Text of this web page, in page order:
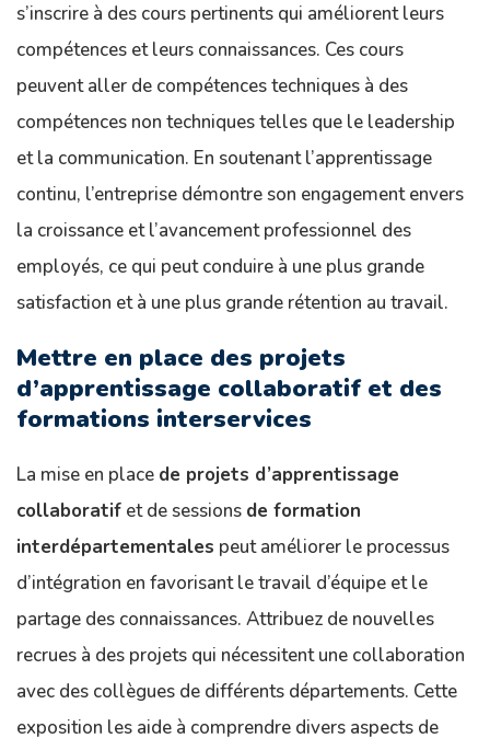
s’inscrire à des cours pertinents qui améliorent leurs
compétences et leurs connaissances. Ces cours
peuvent aller de compétences techniques à des
compétences non techniques telles que le leadership
et la communication. En soutenant l’apprentissage
continu, l’entreprise démontre son engagement envers
la croissance et l’avancement professionnel des
employés, ce qui peut conduire à une plus grande
satisfaction et à une plus grande rétention au travail.
Mettre en place des projets
d’apprentissage collaboratif et des
formations interservices
La mise en place de projets d’apprentissage
collaboratif et de sessions de formation
interdépartementales peut améliorer le processus
d’intégration en favorisant le travail d’équipe et le
partage des connaissances. Attribuez de nouvelles
recrues à des projets qui nécessitent une collaboration
avec des collègues de différents départements. Cette
exposition les aide à comprendre divers aspects de